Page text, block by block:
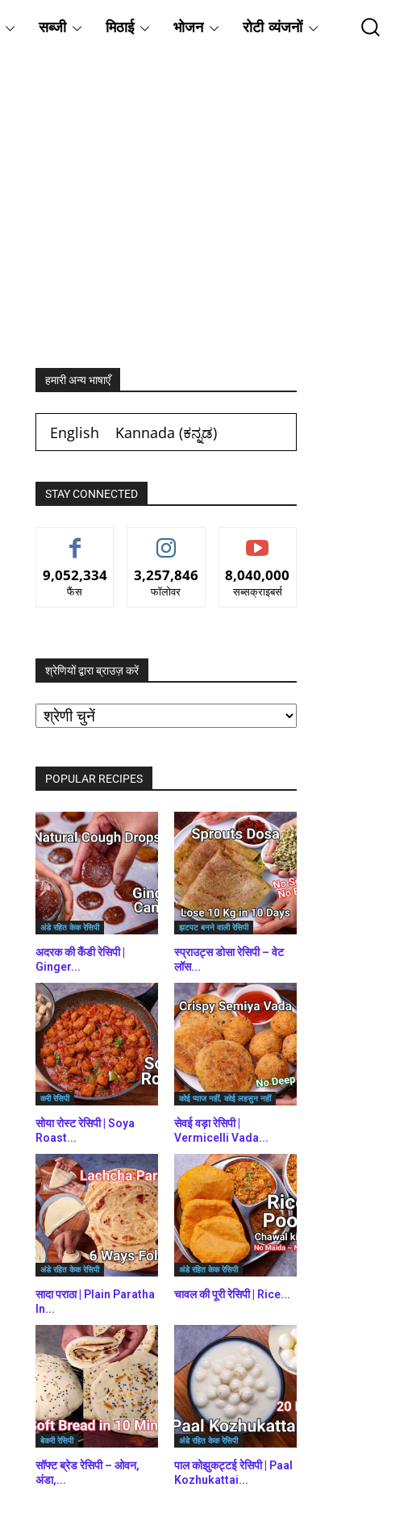
सब्जी मिठाई भोजन रोटी व्यंजनों
हमारी अन्य भाषाएँ
English Kannada (ಕನ್ನಡ)
STAY CONNECTED
9,052,334
फैंस
3,257,846
फॉलोवर
8,040,000
सब्सक्राइबर्स
श्रेणियों द्वारा ब्राउज़ करें
श्रेणियों
द्वारा
ब्राउज़
POPULAR RECIPES
अंडे रहित केक रेसिपी
अदरक की कैंडी रेसिपी |
Ginger...
झटपट बनने वाली रेसिपी
स्प्राउट्स डोसा रेसिपी – वेट
लॉस...
करी रेसिपी
सोया रोस्ट रेसिपी | Soya
Roast...
कोई प्याज नहीं, कोई लहसुन नहीं
सेवई वड़ा रेसिपी |
Vermicelli Vada...
अंडे रहित केक रेसिपी
सादा पराठा | Plain Paratha
In...
अंडे रहित केक रेसिपी
चावल की पूरी रेसिपी | Rice...
बेकरी रेसिपी
सॉफ्ट ब्रेड रेसिपी – ओवन,
अंडा,...
अंडे रहित केक रेसिपी
पाल कोझुकट्टई रेसिपी | Paal
Kozhukattai...